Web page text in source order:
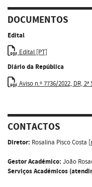
DOCUMENTOS
Edital
Edital [PT]
Diário da República
Aviso n.º 7736/2022, DR,
CONTACTOS
Diretor: Rosalina Pisco Costa [
Gestor Académico: João
Serviços Académicos